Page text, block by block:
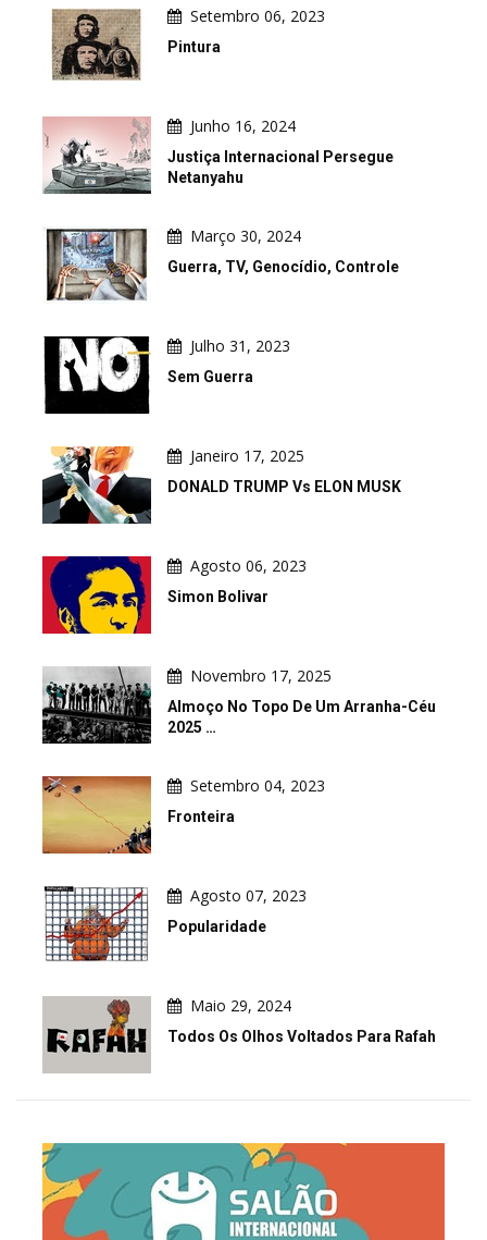
Setembro 06, 2023
Pintura
Junho 16, 2024
Justiça Internacional Persegue
Netanyahu
Março 30, 2024
Guerra, TV, Genocídio, Controle
Julho 31, 2023
Sem Guerra
Janeiro 17, 2025
DONALD TRUMP Vs ELON MUSK
Agosto 06, 2023
Simon Bolivar
Novembro 17, 2025
Almoço No Topo De Um Arranha-Céu
2025 …
Setembro 04, 2023
Fronteira
Agosto 07, 2023
Popularidade
Maio 29, 2024
Todos Os Olhos Voltados Para Rafah